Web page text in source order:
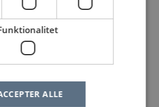
velkommen til at kontakte:
Sørensen
overlæge Gete Toft
ALLE